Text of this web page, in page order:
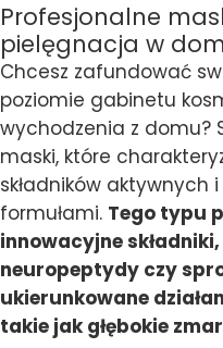
Profesjonalne
pielęgnacja w
Chcesz zafundować
poziomie gabinetu
wychodzenia z domu?
maski, które
składników aktywnych
formułami. Tego typu
innowacyjne
neuropeptydy czy
ukierunkowane
takie jak głębokie